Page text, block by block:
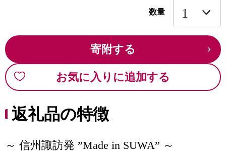
数量
寄附する
お気に入りに追加する
返礼品の特徴
～ 信州諏訪発 ”Made in SUWA” ～